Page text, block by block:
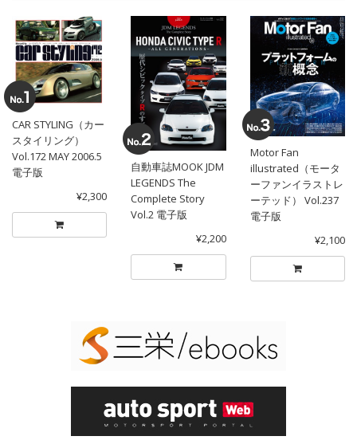
CAR STYLING（カー
スタイリング）
Vol.172 MAY 2006.5
電子版
¥2,300
自動車誌MOOK JDM
LEGENDS The
Complete Story
Vol.2 電子版
¥2,200
Motor Fan
illustrated（モータ
ーファンイラストレ
ーテッド） Vol.237
電子版
¥2,100